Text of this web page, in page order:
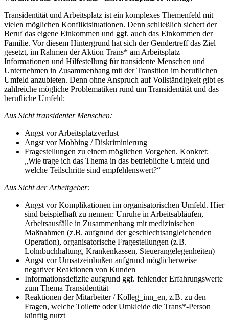
Transidentität und Arbeitsplatz ist ein komplexes Themenfeld mit
vielen möglichen Konfliktsituationen. Denn schließlich sichert der
Beruf das eigene Einkommen und ggf. auch das Einkommen der
Familie. Vor diesem Hintergrund hat sich der Gendertreff das Ziel
gesetzt, im Rahmen der Aktion Trans* am Arbeitsplatz
Informationen und Hilfestellung für transidente Menschen und
Unternehmen in Zusammenhang mit der Transition im beruflichen
Umfeld anzubieten. Denn ohne Anspruch auf Vollständigkeit gibt es
zahlreiche mögliche Problematiken rund um Transidentität und das
berufliche Umfeld:
Aus Sicht transidenter Menschen:
Angst vor Arbeitsplatzverlust
Angst vor Mobbing / Diskriminierung
Fragestellungen zu einem möglichen Vorgehen. Konkret:
„Wie trage ich das Thema in das betriebliche Umfeld und
welche Teilschritte sind empfehlenswert?“
Aus Sicht der Arbeitgeber:
Angst vor Komplikationen im organisatorischen Umfeld. Hier
sind beispielhaft zu nennen: Unruhe in Arbeitsabläufen,
Arbeitsausfälle in Zusammenhang mit medizinischen
Maßnahmen (z.B. aufgrund der geschlechtsangleichenden
Operation), organisatorische Fragestellungen (z.B.
Lohnbuchhaltung, Krankenkassen, Steuerangelegenheiten)
Angst vor Umsatzeinbußen aufgrund möglicherweise
negativer Reaktionen von Kunden
Informationsdefizite aufgrund ggf. fehlender Erfahrungswerte
zum Thema Transidentität
Reaktionen der Mitarbeiter / Kolleg_inn_en, z.B. zu den
Fragen, welche Toilette oder Umkleide die Trans*-Person
künftig nutzt